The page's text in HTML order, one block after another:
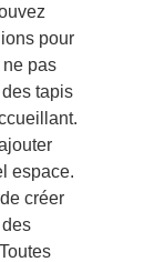
pour
pas
tapis
espace.
créer